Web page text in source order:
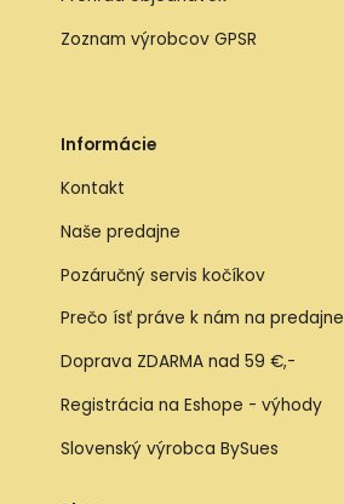
Zoznam výrobcov GPSR
Informácie
Kontakt
Naše predajne
Pozáručný servis kočíkov
Prečo ísť práve k nám na predajne
Doprava ZDARMA nad 59 €,-
Registrácia na Eshope - výhody
Slovenský výrobca BySues